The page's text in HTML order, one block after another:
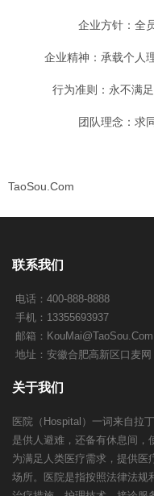
企业方针：全
企业精神：承载个人
行为准则：永不满
团队理念：求
TaoSou.Com
联系我们
电话：400-888-8888
手机：13355693937
邮箱： KouMai@TaoSou.Com
地址：安徽合肥高新区口麦网
关于我们
医院（Hospital）一词来自拉
是供人避难，还备有休息间，
为满足人类医疗需求，提供医
场所。医院是指按照法律法规